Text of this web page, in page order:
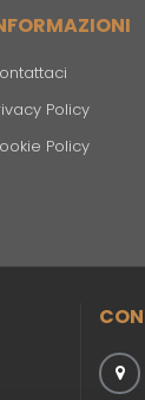
Policy
Policy